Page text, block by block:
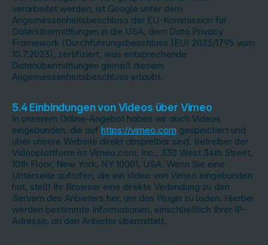
verarbeitet werden, ist Google unter dem
Angemessenheitsbeschluss der EU-Kommission für
Datenübermittlungen in die USA, dem Data Privacy
Framework (Durchführungsbeschluss (EU) 2023/1795 vom
10.7.2023), zertifiziert, was entsprechende
Datenübermittlungen gemäß diesem
Angemessenheitsbeschluss erlaubt.
5.4 Einbindungen von Videos über Vimeo
In unserem Online-Angebot haben wir auch Videos
eingebunden, die auf https://vimeo.com gespeichert und
über unsere Website direkt abspielbar sind. Betreiber der
Videoplattform ist Vimeo.com, Inc., 330 West 34th Street,
10th Floor, New York, NY 10001, USA. Wenn Sie eine
Unterseite aufrufen, die ein Video von Vimeo eingebunden
hat, stellt Ihr Browser eine direkte Verbindung zu den
Servern des Anbieters her, um das Plugin zu laden. Hierbei
werden bestimmte Informationen, einschließlich Ihrer IP-
Adresse, an den Anbieter übermittelt.